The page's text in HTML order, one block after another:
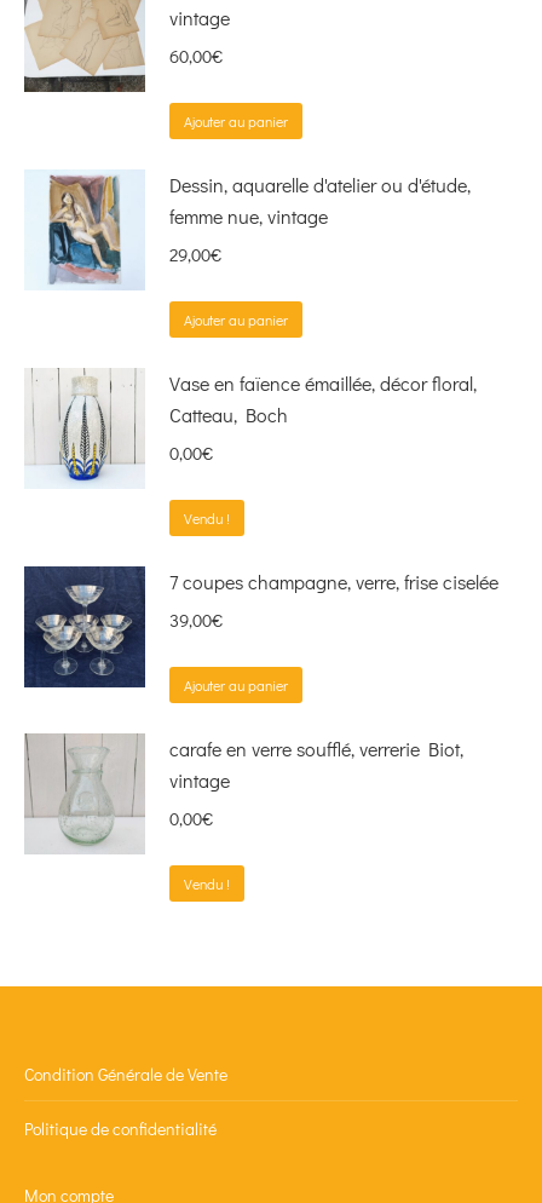
vintage
60,00€
Ajouter au panier
Dessin, aquarelle d'atelier ou d'étude,
femme nue, vintage
29,00€
Ajouter au panier
Vase en faïence émaillée, décor floral,
Catteau, Boch
0,00€
Vendu !
7 coupes champagne, verre, frise ciselée
39,00€
Ajouter au panier
carafe en verre soufflé, verrerie Biot,
vintage
0,00€
Vendu !
Condition Générale de Vente
Politique de confidentialité
Mon compte